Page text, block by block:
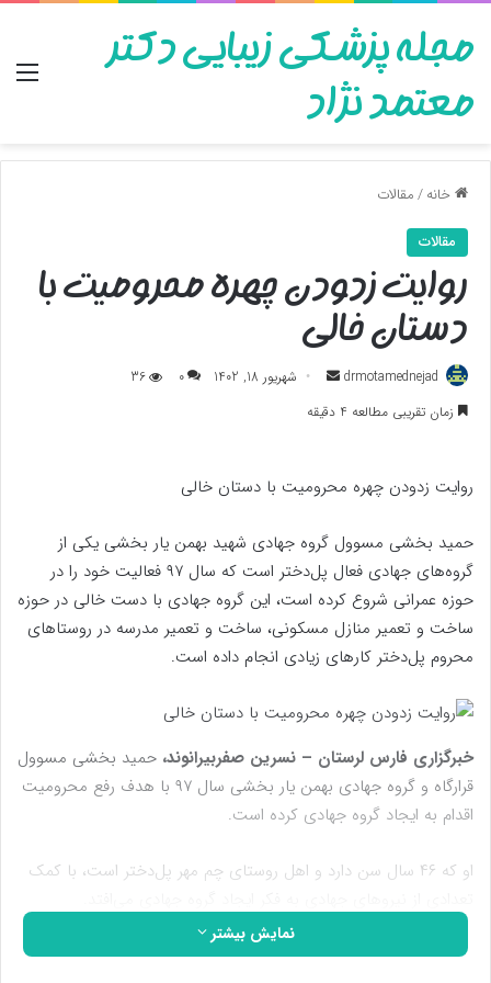
مجله پزشکی زیبایی دکتر
معتمد نژاد
خانه/مقالات
مقالات
روایت زدودن چهره محرومیت با
دستان خالی
drmotamednejad
ارسال
به
شهریور 18, 1402 0
36
زمان تقریبی مطالعه 4 دقیقه
روایت زدودن چهره محرومیت با دستان خالی
حمید بخشی مسوول گروه جهادی شهید بهمن یار بخشی یکی از
گروه‌های جهادی فعال پل‌دختر است که سال ۹۷ فعالیت خود را در
حوزه عمرانی شروع کرده است، این گروه جهادی با دست خالی در حوزه
ساخت و تعمیر منازل مسکونی، ساخت و تعمیر مدرسه در روستاهای
محروم پل‌دختر کارهای زیادی انجام داده است.
خبرگزاری فارس لرستان – نسرین صفربیرانوند، حمید بخشی مسوول
قرارگاه و گروه جهادی بهمن یار بخشی سال ۹۷ با هدف رفع محرومیت
اقدام به ایجاد گروه جهادی کرده است.
او که ۴۶ سال سن دارد و اهل روستای چم مهر پل‌دختر است، با کمک
بخشی که کار لوله کشی، جوشکاری و‌ آجر کاری را در منازل مسکونی
نمایش بیشتر